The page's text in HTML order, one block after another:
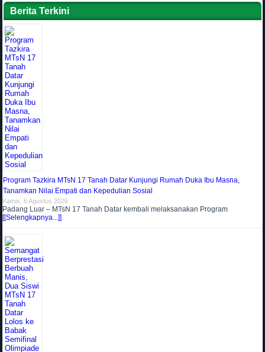
Berita Terkini
Program Tazkira MTsN 17 Tanah Datar Kunjungi Rumah Duka Ibu Masna,
Tanamkan Nilai Empati dan Kepedulian Sosial
Kamis, 6 Agustus 2026
Padang Luar – MTsN 17 Tanah Datar kembali melaksanakan Program
[[Selengkapnya...]]